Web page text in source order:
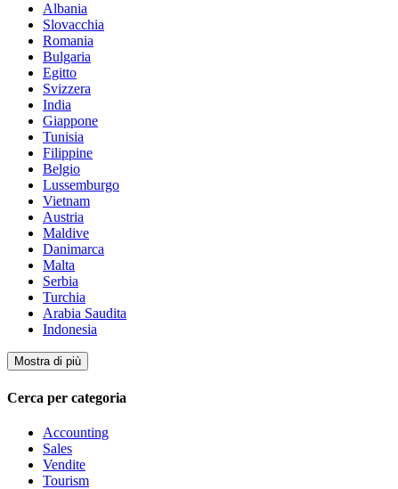
Albania
Slovacchia
Romania
Bulgaria
Egitto
Svizzera
India
Giappone
Tunisia
Filippine
Belgio
Lussemburgo
Vietnam
Austria
Maldive
Danimarca
Malta
Serbia
Turchia
Arabia Saudita
Indonesia
Mostra di più
Cerca per categoria
Accounting
Sales
Vendite
Tourism